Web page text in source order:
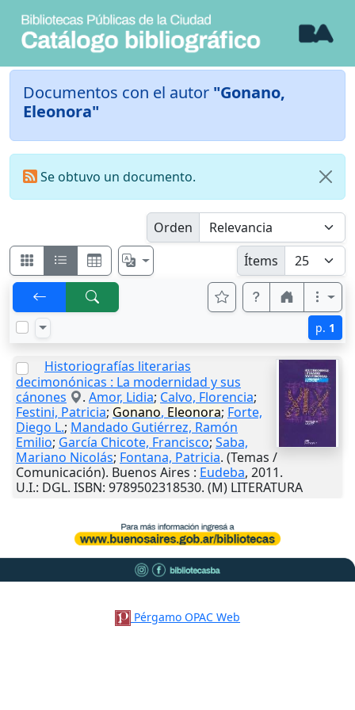
Documentos con el autor "Gonano,
Eleonora"
Se obtuvo un documento.
Orden
Ítems
p. 1
Historiografías literarias
decimonónicas : La modernidad y sus
cánones
. Amor, Lidia; Calvo, Florencia;
Festini, Patricia; Gonano, Eleonora; Forte,
Diego L.; Mandado Gutiérrez, Ramón
Emilio; García Chicote, Francisco; Saba,
Mariano Nicolás; Fontana, Patricia. (Temas /
Comunicación). Buenos Aires : Eudeba, 2011.
U.I.: DGL. ISBN: 9789502318530. (M) LITERATURA
Pérgamo OPAC Web